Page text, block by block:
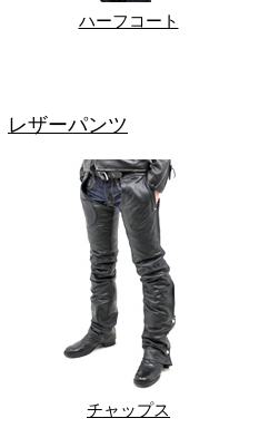
ハーフコート
レザーパンツ
チャップス